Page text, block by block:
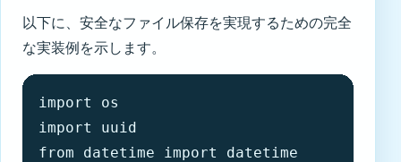
以下に、安全なファイル保存を実現するための完全
な実装例を示します。
import os
import uuid
from datetime import datetime